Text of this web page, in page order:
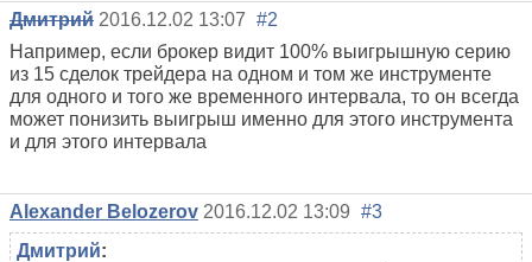
Дмитрий 2016.12.02 13:07 #2
Например, если брокер видит 100% выигрышную серию
из 15 сделок трейдера на одном и том же инструменте
для одного и того же временного интервала, то он всегда
может понизить выигрыш именно для этого инструмента
и для этого интервала
Alexander Belozerov 2016.12.02 13:09 #3
Дмитрий: